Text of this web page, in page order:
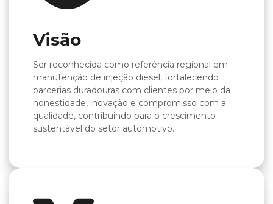
Visão
Ser reconhecida como referência regional em
manutenção de injeção diesel, fortalecendo
parcerias duradouras com clientes por meio da
honestidade, inovação e compromisso com a
qualidade, contribuindo para o crescimento
sustentável do setor automotivo.